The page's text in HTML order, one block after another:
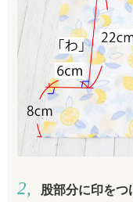
股部分に印をつ